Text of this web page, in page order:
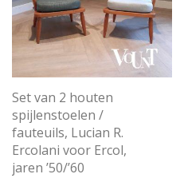
Set van 2 houten
spijlenstoelen /
fauteuils, Lucian R.
Ercolani voor Ercol,
jaren ’50/’60